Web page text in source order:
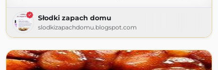
Słodki zapach domu
slodkizapachdomu.blogspot.com